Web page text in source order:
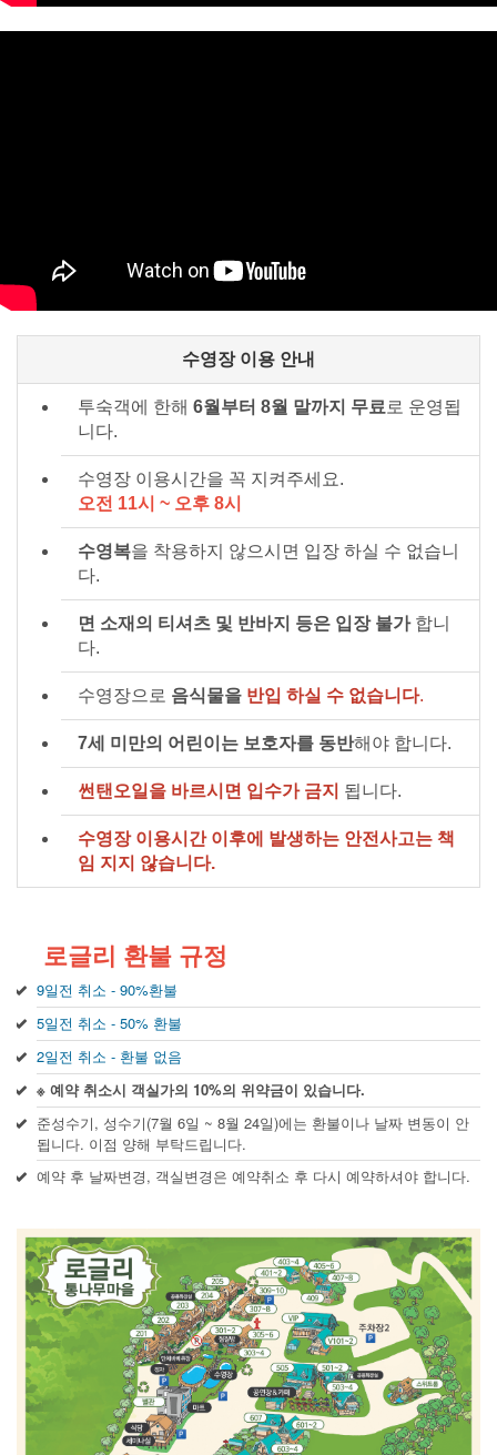
수영장 이용 안내
투숙객에 한해 6월부터 8월 말까지 무료 로 운영됩
니다.
수영장 이용시간을 꼭 지켜주세요.
오전 11시 ~ 오후 8시
수영복을 착용하지 않으시면 입장 하실 수 없습니
다.
면 소재의 티셔츠 및 반바지 등은 입장 불가합니
다.
수영장으로 음식물을 반입 하실 수 없습니다.
7세 미만의 어린이는 보호자를 동반해야 합니다.
썬탠오일을 바르시면 입수가 금지 됩니다.
수영장 이용시간 이후에 발생하는 안전사고는 책
임 지지 않습니다.
로글리 환불 규정
9일전 취소 - 90%환불
5일전 취소 - 50% 환불
2일전 취소 - 환불 없음
※ 예약 취소시 객실가의 10%의 위약금이 있습니다.
준성수기, 성수기(7월 6일 ~ 8월 24일)에는 환불이나 날짜 변동이 안
됩니다. 이점 양해 부탁드립니다.
예약 후 날짜변경, 객실변경은 예약취소 후 다시 예약하셔야 합니다.